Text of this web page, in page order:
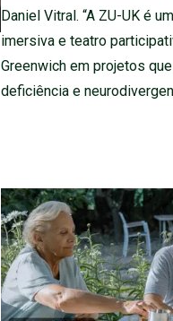
Daniel Vitral. “A ZU-UK é
imersiva e teatro
Greenwich em projetos
deficiência e